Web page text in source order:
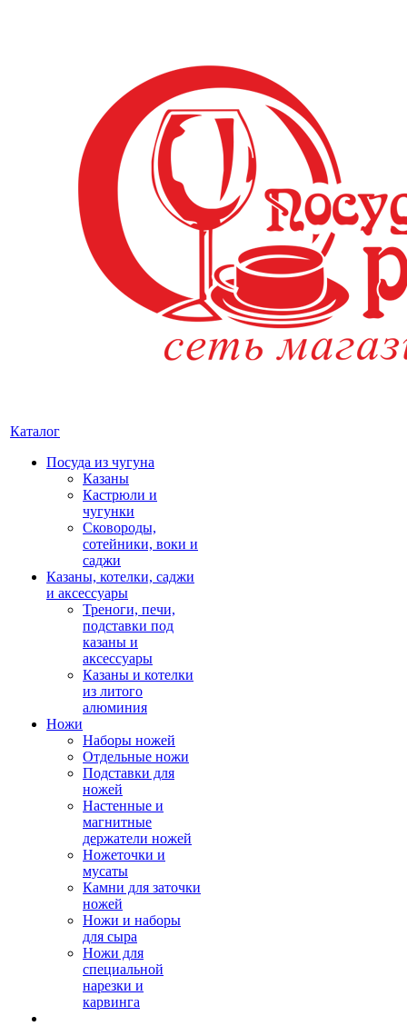
Каталог
Посуда из чугуна
Казаны
Кастрюли и
чугунки
Сковороды,
сотейники, воки и
саджи
Казаны, котелки, саджи
и аксессуары
Треноги, печи,
подставки под
казаны и
аксессуары
Казаны и котелки
из литого
алюминия
Ножи
Наборы ножей
Отдельные ножи
Подставки для
ножей
Настенные и
магнитные
держатели ножей
Ножеточки и
мусаты
Камни для заточки
ножей
Ножи и наборы
для сыра
Ножи для
специальной
нарезки и
карвинга